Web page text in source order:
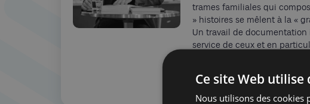
trames familiales qui
» histoires se mêlent à la «
Un travail de documentation
service de ceux et en
16/11/2023 Pierre Briand
Ce site Web utilise
Nous utilisons des cookies